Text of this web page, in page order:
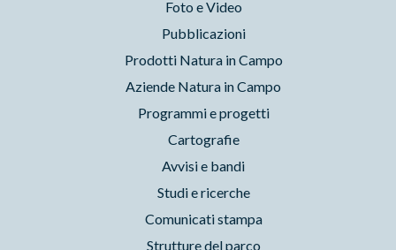
Foto e Video
Pubblicazioni
Prodotti Natura in Campo
Aziende Natura in Campo
Programmi e progetti
Cartografie
Avvisi e bandi
Studi e ricerche
Comunicati stampa
Strutture del parco